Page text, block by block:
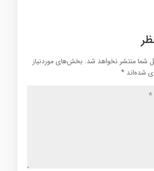
شما منتشر نخواهد شد. بخش‌های موردنیاز
شده‌اند *